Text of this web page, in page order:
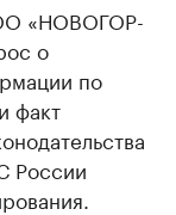
«НОВОГОР-
о
по
факт
России